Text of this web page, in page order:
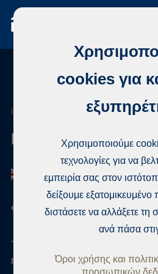
ΚΤΗΜΑΤΟΜΕΣΊΤΗΣ
Mikael Matihalti
Φινλανδικές προδιαγρφές
+358 50 4200717
mikael.matihalti@habita.com
cookies για
Χρησιμοποιούμε
τεχνολογίες για να
εμπειρία σας στον
δείξουμε
διστάσετε να αλλάξετε
ανά πάσα
Όροι χρήσης και
προσωπικών